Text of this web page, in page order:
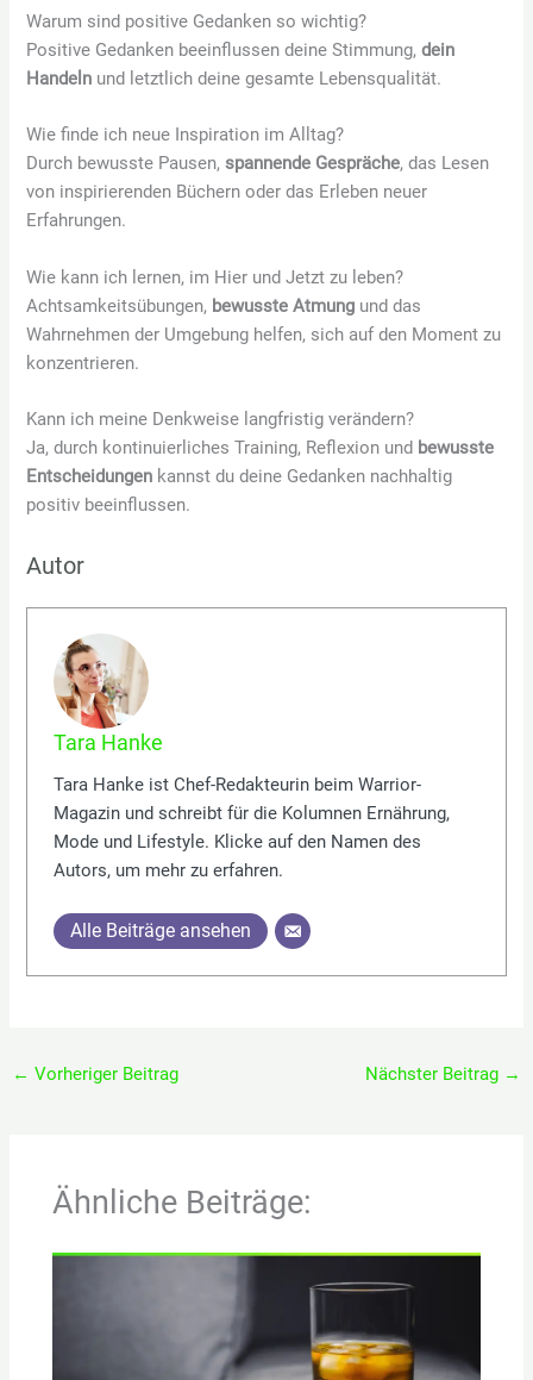
Warum sind positive Gedanken so wichtig?
Positive Gedanken beeinflussen deine Stimmung,dein
Handeln und letztlich deine gesamte Lebensqualität.
Wie finde ich neue Inspiration im Alltag?
Durch bewusste Pausen,spannende Gespräche, das Lesen
von inspirierenden Büchern oder das Erleben neuer
Erfahrungen.
Wie kann ich lernen, im Hier und Jetzt zu leben?
Achtsamkeitsübungen, bewusste Atmung und das
Wahrnehmen der Umgebung helfen, sich auf den Moment zu
konzentrieren.
Kann ich meine Denkweise langfristig verändern?
Ja, durch kontinuierliches Training, Reflexion und bewusste
Entscheidungen kannst du deine Gedanken nachhaltig
positiv beeinflussen.
Autor
Tara Hanke
Tara Hanke ist Chef-Redakteurin beim Warrior-
Magazin und schreibt für die Kolumnen Ernährung,
Mode und Lifestyle. Klicke auf den Namen des
Autors, um mehr zu erfahren.
Alle Beiträge ansehen
← Vorheriger Beitrag Nächster Beitrag →
Ähnliche Beiträge: